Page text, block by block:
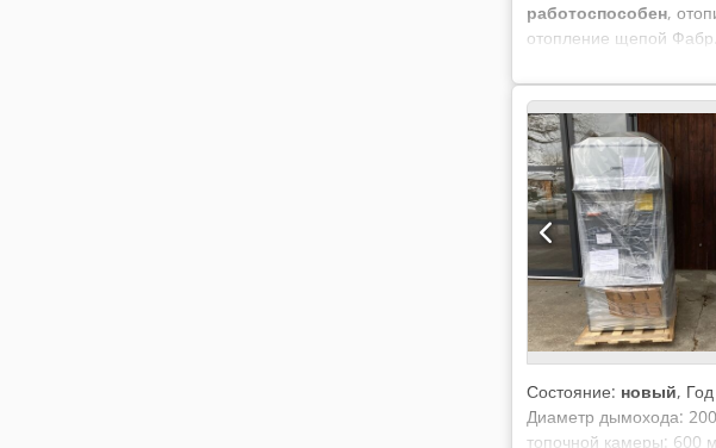
работоспособен,
отопление щепой Фабр.
Состояние: новый,
Диаметр дымохода:
топочной камеры: 600